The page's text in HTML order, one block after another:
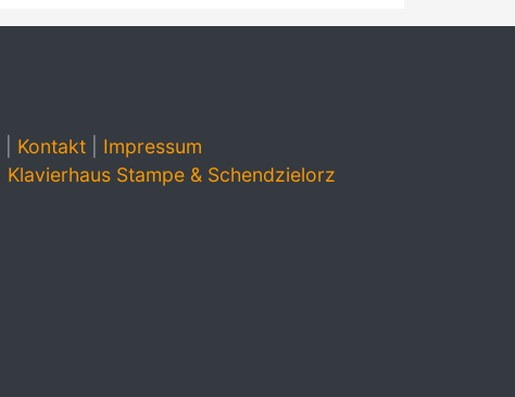
Kontakt| Impressum
Klavierhaus Stampe & Schendzielorz